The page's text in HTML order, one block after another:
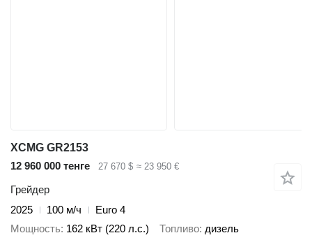
XCMG GR2153
12 960 000 тенге
27 670 $ ≈ 23 950 €
Грейдер
2025
100 м/ч
Euro 4
Мощность 162 кВт (220 л.с.) Топливо дизель